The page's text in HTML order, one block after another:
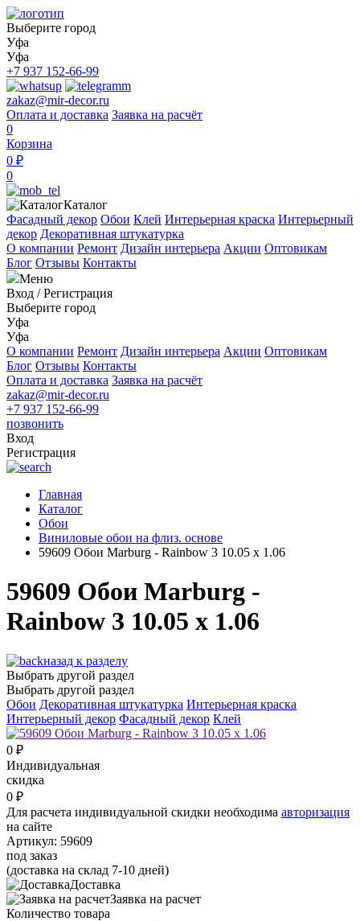
Выберите город
Уфа
Уфа
+7 937 152-66-99
zakaz@mir-decor.ru
Оплата и доставка Заявка на расчёт
0
Корзина
0 ₽
0
Каталог
Фасадный декор Обои Клей Интерьерная краска Интерьерный
декор Декоративная штукатурка
О компании Ремонт Дизайн интерьера Акции Оптовикам
Блог Отзывы Контакты
Меню
Вход /Регистрация
Выберите город
Уфа
Уфа
О компании Ремонт Дизайн интерьера Акции Оптовикам
Блог Отзывы Контакты
Оплата и доставка Заявка на расчёт
zakaz@mir-decor.ru
+7 937 152-66-99
позвонить
Вход
Регистрация
Главная
Каталог
Обои
Виниловые обои на флиз. основе
59609 Обои Marburg - Rainbow 3 10.05 х 1.06
59609 Обои Marburg -
Rainbow 3 10.05 х 1.06
назад к разделу
Выбрать другой раздел
Выбрать другой раздел
Обои Декоративная штукатурка Интерьерная краска
Интерьерный декор Фасадный декор Клей
0 ₽
Индивидуальная
скидка
0 ₽
Для расчета индивидуальной скидки необходима авторизация
на сайте
Артикул: 59609
под заказ
(доставка на склад 7-10 дней)
Доставка
Заявка на расчет
Количество товара